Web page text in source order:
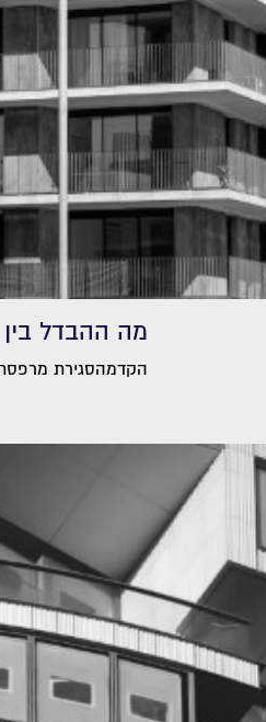
מה ההבדל
הקדמהסגירת מרפסת